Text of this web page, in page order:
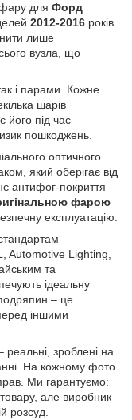
для Форд
2012-2016 років
лише
вузла, що
і парами. Кожне
шарів
його під час
пошкоджень.
оптичного
який оберігає від
антифог-покриття
фарою
експлуатацію.
Automotive Lighting,
та
ідеальну
подряпин – це
іншими
зроблені на
На кожному фото
Ми гарантуємо:
але виробник
розсуд.